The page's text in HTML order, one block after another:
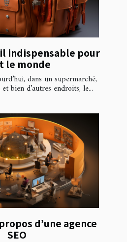
indispensable pour
le monde
dans un supermarché,
bien d’autres endroits, le...
d’une agence
SEO